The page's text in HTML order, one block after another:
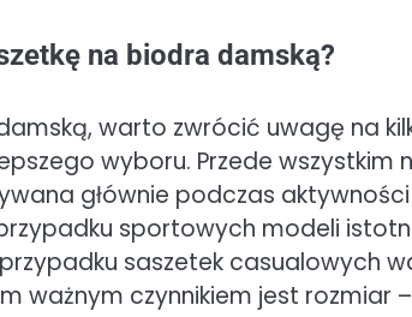
na biodra damską?
warto zwrócić uwagę na
wyboru. Przede wszystkim
głównie podczas
sportowych modeli
saszetek casualowych
ważnym czynnikiem jest rozmiar